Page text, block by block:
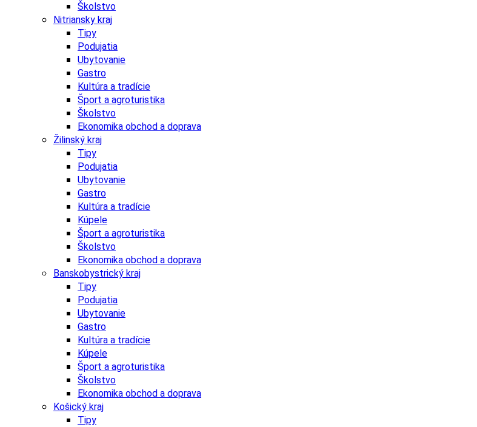
Školstvo
Nitriansky kraj
Tipy
Podujatia
Ubytovanie
Gastro
Kultúra a tradície
Šport a agroturistika
Školstvo
Ekonomika obchod a doprava
Žilinský kraj
Tipy
Podujatia
Ubytovanie
Gastro
Kultúra a tradície
Kúpele
Šport a agroturistika
Školstvo
Ekonomika obchod a doprava
Banskobystrický kraj
Tipy
Podujatia
Ubytovanie
Gastro
Kultúra a tradície
Kúpele
Šport a agroturistika
Školstvo
Ekonomika obchod a doprava
Košický kraj
Tipy